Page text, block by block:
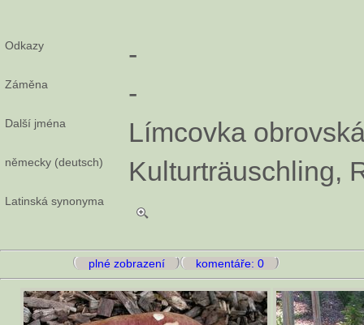
Odkazy -
Záměna -
Další jména Límcovka
německy (deutsch) Kulturträuschling,
Latinská synonyma